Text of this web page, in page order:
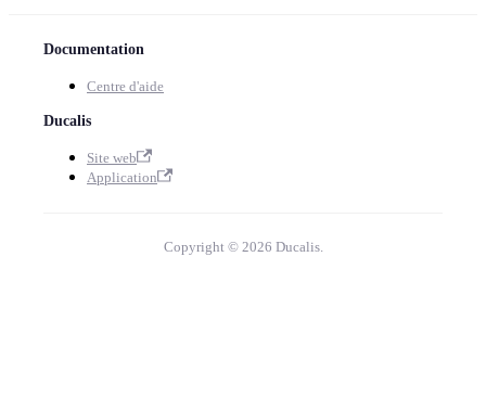
Documentation
Centre d'aide
Ducalis
Site web
Application
Copyright © 2026 Ducalis.